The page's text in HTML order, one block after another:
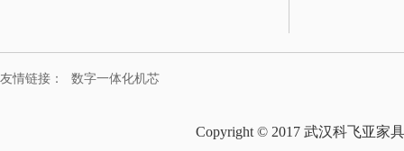
友情链接： 数字一体化机芯
Copyright © 2017 武汉科飞亚家